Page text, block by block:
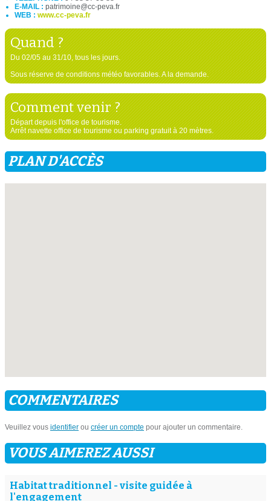
E-MAIL : patrimoine@cc-peva.fr
WEB : www.cc-peva.fr
Quand ?
Du 02/05 au 31/10, tous les jours.
Sous réserve de conditions météo favorables. A la demande.
Comment venir ?
Départ depuis l'office de tourisme.
Arrêt navette office de tourisme ou parking gratuit à 20 mètres.
PLAN D'ACCÈS
COMMENTAIRES
Veuillez vous identifier ou créer un compte pour ajouter un commentaire.
VOUS AIMEREZ AUSSI
Habitat traditionnel - visite guidée à
l'engagement